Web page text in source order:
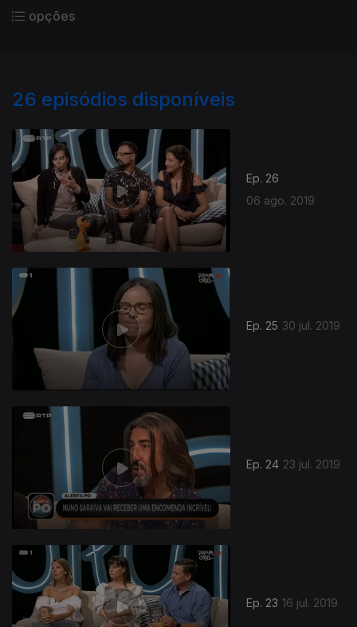
opções
26 episódios disponíveis
Ep. 26
06 ago. 2019
Ep. 25 30 jul. 2019
Ep. 24 23 jul. 2019
Ep. 23 16 jul. 2019